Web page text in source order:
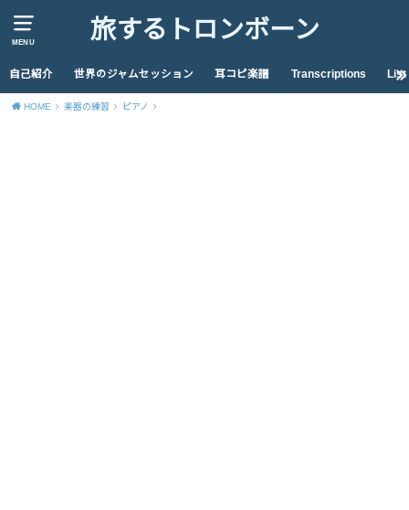
MENU 旅するトロンボーン
自己紹介 世界のジャムセッション 耳コピ楽譜 Transcriptions List
HOME 楽器の練習 ピアノ